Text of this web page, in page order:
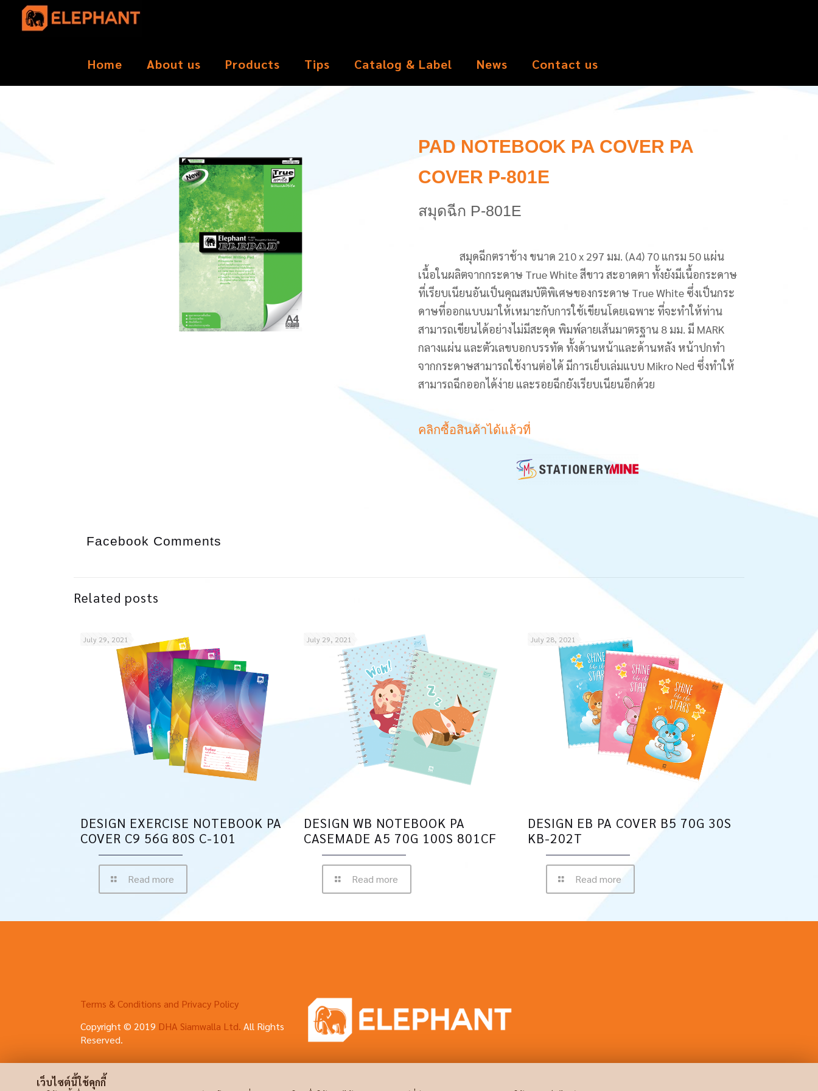
Home About us Products Tips Catalog & Label News Contact us
PAD NOTEBOOK PA COVER PA
COVER P-801E
สมุดฉีก P-801E
สมุดฉีกตราช้าง ขนาด 210 x 297 มม. (A4) 70 แกรม 50 แผ่น
เนื้อในผลิตจากกระดาษ True White สีขาว สะอาดตา ทั้งยังมีเนื้อกระดาษ
ที่เรียบเนียนอันเป็นคุณสมบัติพิเศษของกระดาษ True White ซึ่งเป็นกระ
ดาษที่ออกแบบมาให้เหมาะกับการใช้เขียนโดยเฉพาะ ที่จะทำให้ท่าน
สามารถเขียนได้อย่างไม่มีสะดุด พิมพ์ลายเส้นมาตรฐาน 8 มม. มี MARK
กลางแผ่น และตัวเลขบอกบรรทัด ทั้งด้านหน้าและด้านหลัง หน้าปกทำ
จากกระดาษสามารถใช้งานต่อได้ มีการเย็บเล่มแบบ Mikro Ned ซึ่งทำให้
สามารถฉีกออกได้ง่าย และรอยฉีกยังเรียบเนียนอีกด้วย
คลิกซื้อสินค้าได้แล้วที่
Facebook Comments
Related posts
July 29, 2021
DESIGN EXERCISE NOTEBOOK PA
COVER C9 56G 80S C-101
Read more
July 29, 2021
DESIGN WB NOTEBOOK PA
CASEMADE A5 70G 100S 801CF
Read more
July 28, 2021
DESIGN EB PA COVER B5 70G 30S
KB-202T
Read more
Terms & Conditions and Privacy Policy
Copyright © 2019 DHA Siamwalla Ltd. All Rights
Reserved.
เว็บไซต์นี้ใช้คุกกี้